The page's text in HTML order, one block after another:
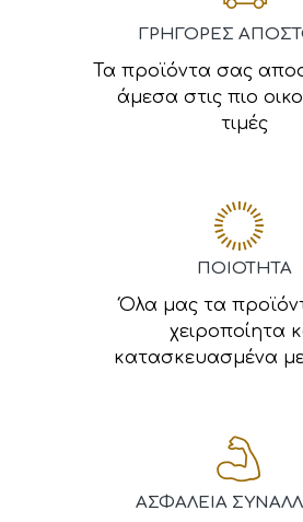
ΓΡΗΓΟΡΕΣ
Τα προϊόντα σας
άμεσα στις πιο
τιμές
ΠΟΙΟΤΗΤΑ
Όλα μας τα
χειροποίητα
κατασκευασμένα
ΑΣΦΑΛΕΙΑ